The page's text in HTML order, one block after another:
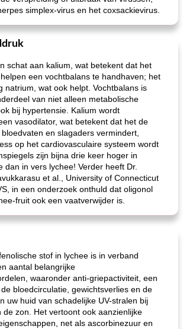
rustieke dorpspizza
simplex-virus en het coxsackievirus.
schat aan kalium, wat betekent dat het
een vochtbalans te handhaven; het
natrium, wat ook helpt. Vochtbalans is
van niet alleen metabolische
bij hypertensie. Kalium wordt
vasodilator, wat betekent dat het de
en slagaders vermindert,
op het cardiovasculaire systeem wordt
zijn bijna drie keer hoger in
dan in vers lychee! Verder heeft Dr.
et al., University of Connecticut
in een onderzoek onthuld dat oligonol
fruit ook een vaatverwijder is.
stof in lychee is in verband
aantal belangrijke
waaronder anti-griepactiviteit, een
bloedcirculatie, gewichtsverlies en de
uw huid van schadelijke UV-stralen bij
de zon. Het vertoont ook aanzienlijke
net als ascorbinezuur en